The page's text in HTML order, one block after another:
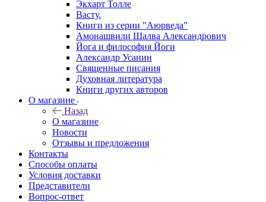
Экхарт Толле
Васту.
Книги из серии "Аюрведа"
Амонашвили Шалва Александрович
Йога и философия Йоги
Александр Усанин
Священные писания
Духовная литература
Книги других авторов
О магазине
Назад
О магазине
Новости
Отзывы и предложения
Контакты
Способы оплаты
Условия доставки
Представители
Вопрос-ответ